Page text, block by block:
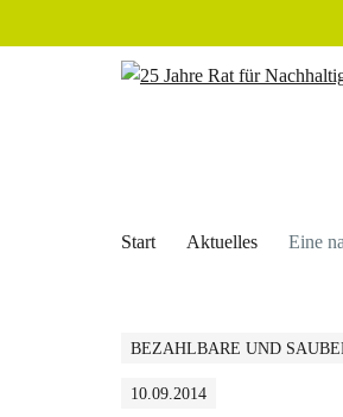
Start Aktuelles Eine
BEZAHLBARE UND
10.09.2014